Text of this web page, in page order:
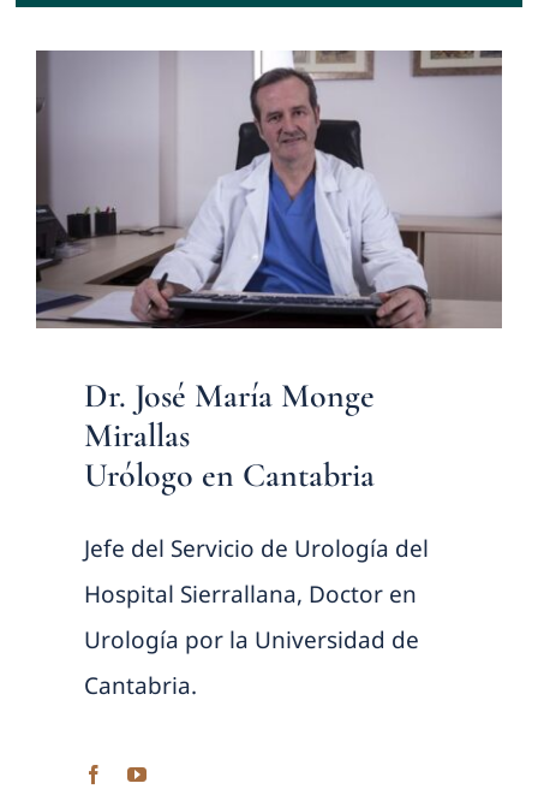
Dr. José María Monge
Mirallas
Urólogo en Cantabria
Jefe del Servicio de Urología del
Hospital Sierrallana, Doctor en
Urología por la Universidad de
Cantabria.